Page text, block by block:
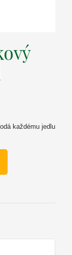
každému jedlu